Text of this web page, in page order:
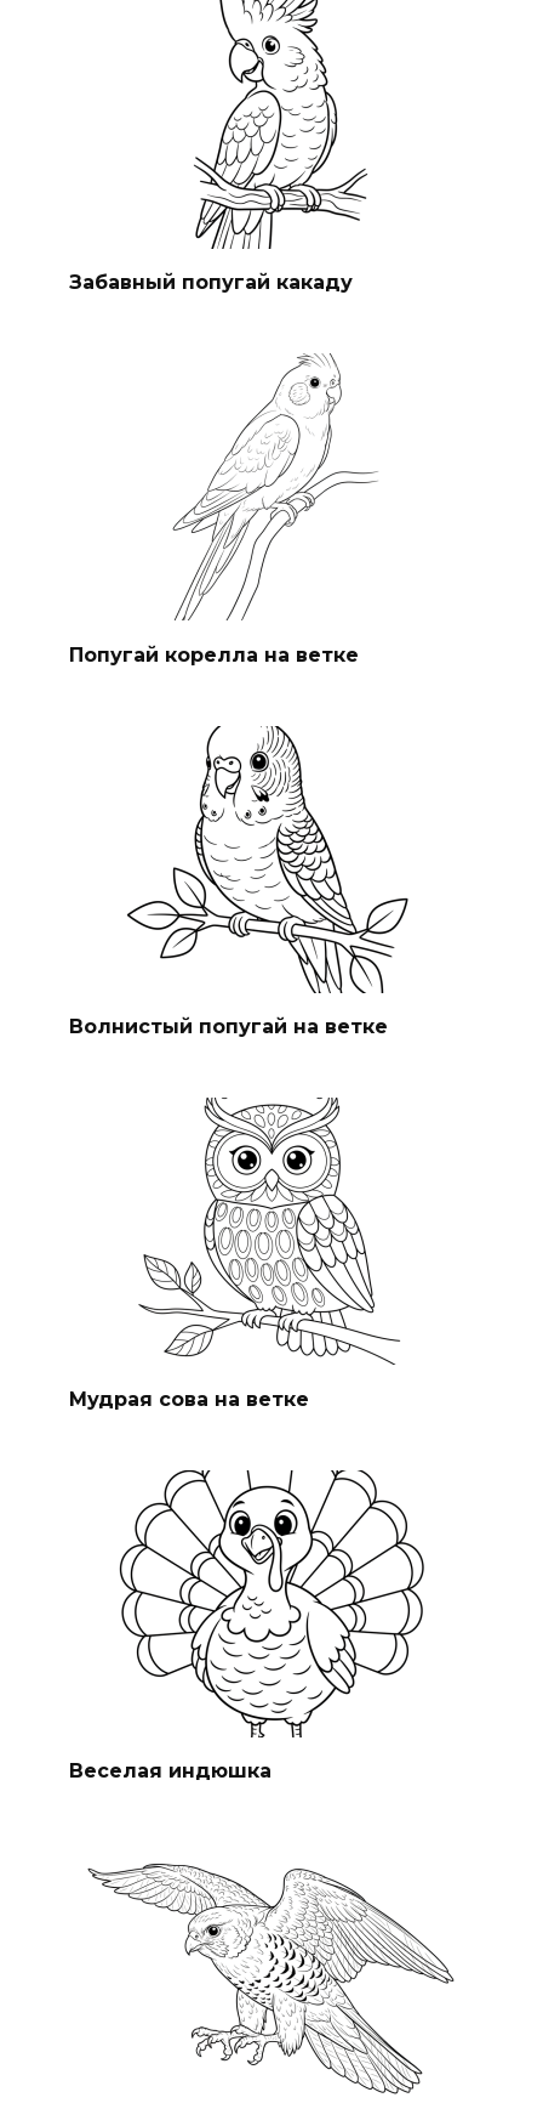
Забавный попугай какаду
Попугай корелла на ветке
Волнистый попугай на ветке
Мудрая сова на ветке
Веселая индюшка